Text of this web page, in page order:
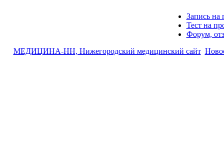
Запись на
Тест на
Форум,
МЕДИЦИНА-НН, Нижегородский медицинский сайт